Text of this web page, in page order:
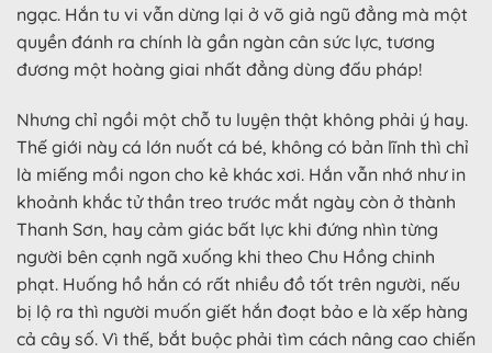
ngạc. Hắn tu vi vẫn dừng lại ở võ giả ngũ đẳng mà một
quyền đánh ra chính là gần ngàn cân sức lực, tương
đương một hoàng giai nhất đẳng dùng đấu pháp!
Nhưng chỉ ngồi một chỗ tu luyện thật không phải ý hay.
Thế giới này cá lớn nuốt cá bé, không có bản lĩnh thì chỉ
là miếng mồi ngon cho kẻ khác xơi. Hắn vẫn nhớ như in
khoảnh khắc tử thần treo trước mắt ngày còn ở thành
Thanh Sơn, hay cảm giác bất lực khi đứng nhìn từng
người bên cạnh ngã xuống khi theo Chu Hồng chinh
phạt. Huống hồ hắn có rất nhiều đồ tốt trên người, nếu
bị lộ ra thì người muốn giết hắn đoạt bảo e là xếp hàng
cả cây số. Vì thế, bắt buộc phải tìm cách nâng cao chiến